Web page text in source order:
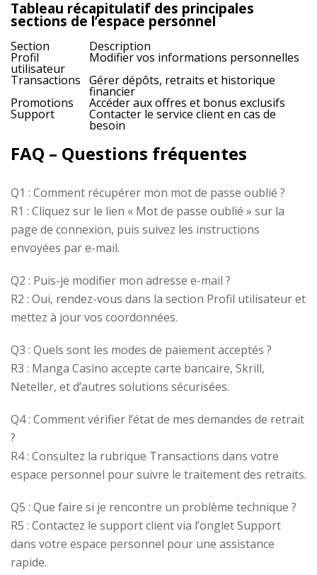
Tableau récapitulatif des principales
sections de l’espace personnel
Section Description
Profil
utilisateur
Modifier vos informations personnelles
Transactions Gérer dépôts, retraits et historique
financier
Promotions Accéder aux offres et bonus exclusifs
Support Contacter le service client en cas de
besoin
FAQ – Questions fréquentes
Q1 : Comment récupérer mon mot de passe oublié ?
R1 : Cliquez sur le lien « Mot de passe oublié » sur la
page de connexion, puis suivez les instructions
envoyées par e-mail.
Q2 : Puis-je modifier mon adresse e-mail ?
R2 : Oui, rendez-vous dans la section Profil utilisateur et
mettez à jour vos coordonnées.
Q3 : Quels sont les modes de paiement acceptés ?
R3 : Manga Casino accepte carte bancaire, Skrill,
Neteller, et d’autres solutions sécurisées.
Q4 : Comment vérifier l’état de mes demandes de retrait
?
R4 : Consultez la rubrique Transactions dans votre
espace personnel pour suivre le traitement des retraits.
Q5 : Que faire si je rencontre un problème technique ?
R5 : Contactez le support client via l’onglet Support
dans votre espace personnel pour une assistance
rapide.